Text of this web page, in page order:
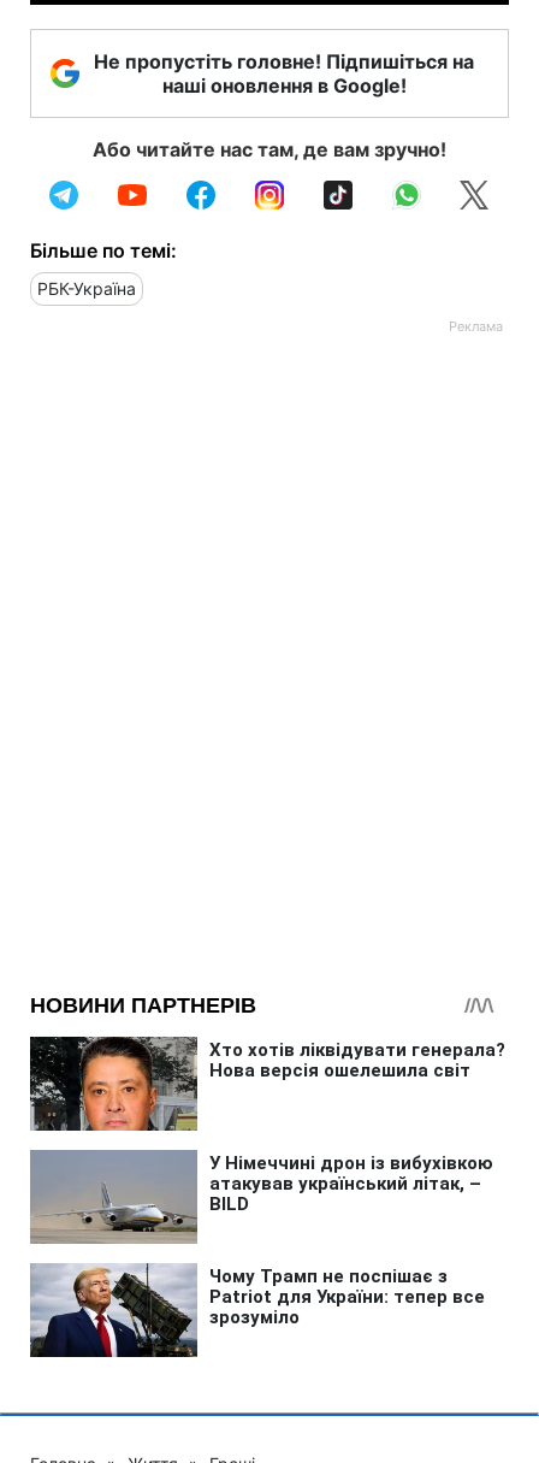
Не пропустіть головне! Підпишіться на
наші оновлення в Google!
Або читайте нас там, де вам зручно!
Більше по темі:
РБК-Україна